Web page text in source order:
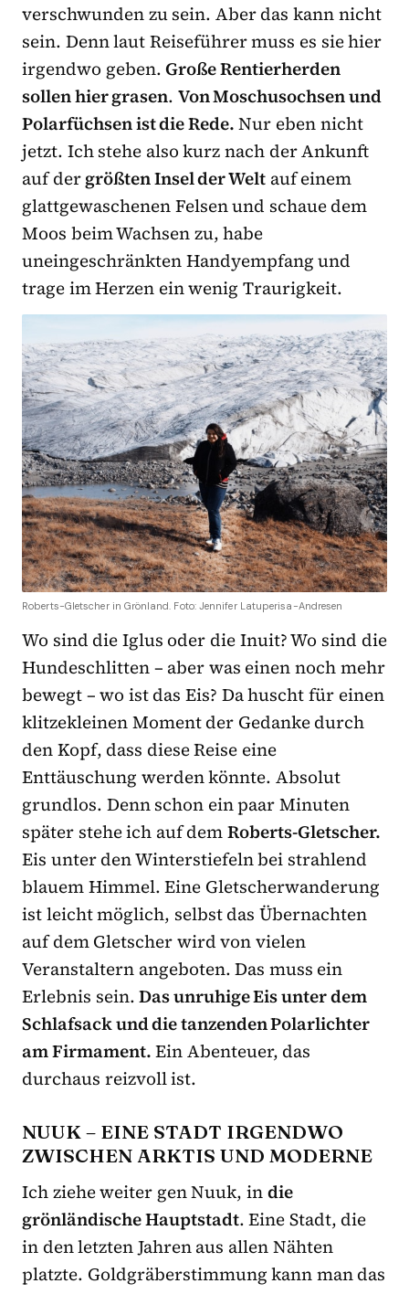
verschwunden zu sein. Aber das kann nicht
sein. Denn laut Reiseführer muss es sie hier
irgendwo geben.Große Rentierherden
sollen hier grasen. Von Moschusochsen und
Polarfüchsen ist die Rede.Nur eben nicht
jetzt. Ich stehe also kurz nach der Ankunft
auf dergrößten Insel der Welt auf einem
glattgewaschenen Felsen und schaue dem
Moos beim Wachsen zu, habe
uneingeschränkten Handyempfang und
trage im Herzen ein wenig Traurigkeit.
Roberts-Gletscher in Grönland. Foto: Jennifer Latuperisa-Andresen
Wo sind die Iglus oder die Inuit? Wo sind die
Hundeschlitten – aber was einen noch mehr
bewegt – wo ist das Eis? Da huscht für einen
klitzekleinen Moment der Gedanke durch
den Kopf, dass diese Reise eine
Enttäuschung werden könnte. Absolut
grundlos. Denn schon ein paar Minuten
später stehe ich auf demRoberts-Gletscher.
Eis unter den Winterstiefeln bei strahlend
blauem Himmel. Eine Gletscherwanderung
ist leicht möglich, selbst das Übernachten
auf dem Gletscher wird von vielen
Veranstaltern angeboten. Das muss ein
Erlebnis sein.Das unruhige Eis unter dem
Schlafsack und die tanzenden Polarlichter
am Firmament.Ein Abenteuer, das
durchaus reizvoll ist.
NUUK – EINE STADT IRGENDWO
ZWISCHEN ARKTIS UND MODERNE
Ich ziehe weiter gen Nuuk, indie
grönländische Hauptstadt. Eine Stadt, die
in den letzten Jahren aus allen Nähten
platzte. Goldgräberstimmung kann man das